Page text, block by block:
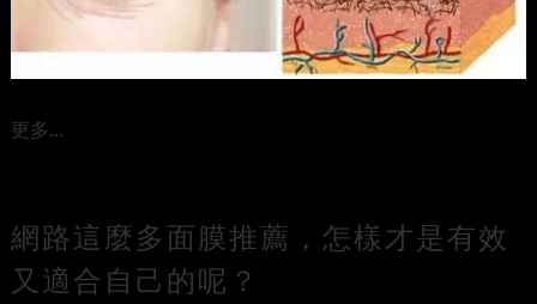
更多...
網路這麼多面膜推薦，怎樣才是有效
又適合自己的呢？